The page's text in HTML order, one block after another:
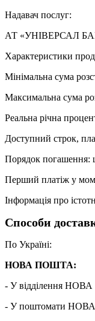
Надавач послуг:
АТ «УНІВЕРСАЛ
Характеристики
Мінімальна сума
Максимальна сума
Реальна річна
Доступний строк,
Порядок погашення:
Перший платіж у
Інформація про
Способи
По Україні:
НОВА ПОШТА:
- У відділення НОВА
- У поштомати НОВА